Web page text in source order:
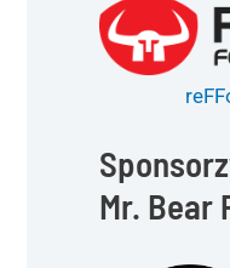
Mr. Bear